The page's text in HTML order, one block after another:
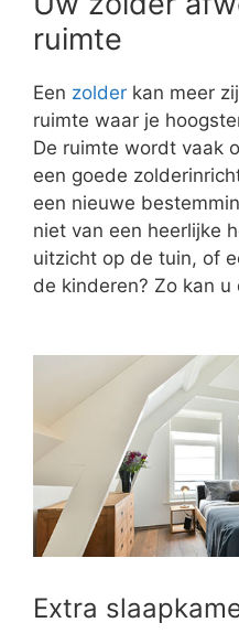
ruimte
Een zolder kan meer
ruimte waar je
De ruimte wordt vaak
een goede
een nieuwe
niet van een heerlijke
uitzicht op de tuin, of
de kinderen? Zo kan
Extra